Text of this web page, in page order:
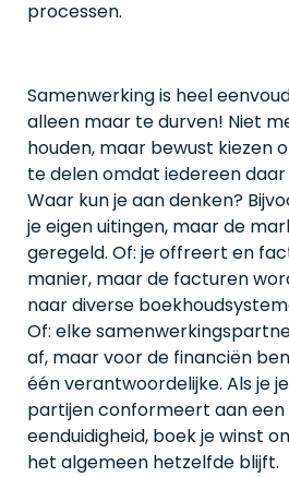
processen.
Samenwerking is heel
alleen maar te durven! Niet
houden, maar bewust kiezen
te delen omdat iedereen
Waar kun je aan denken?
je eigen uitingen, maar de
geregeld. Of: je offreert en
manier, maar de facturen
naar diverse
Of: elke
af, maar voor de financiën
één verantwoordelijke. Als je
partijen conformeert aan
eenduidigheid, boek je winst
het algemeen hetzelfde blijft.